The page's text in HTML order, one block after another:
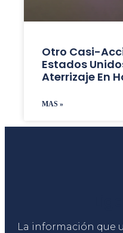
Otro Casi-
Estados
Aterrizaje En
MAS »
La información que